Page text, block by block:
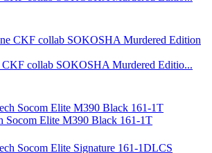
collab SOKOSHA Murdered Editio...
Elite M390 Black 161-1T